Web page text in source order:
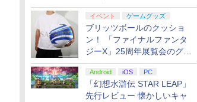
イベント ゲームグッズ
ブリッツボールのクッショ
ン！ 「ファイナルファンタ
ジーX」25周年展覧会のグッ
ズ情報が公開
Android iOS PC
「幻想水滸伝 STAR LEAP」
先行レビュー 懐かしいキャ